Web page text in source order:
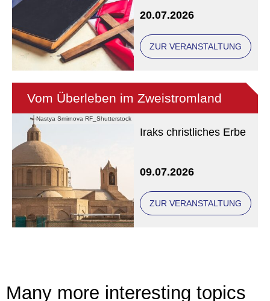
20.07.2026
ZUR VERANSTALTUNG
Nastya Smirnova RF_Shutterstock
Vom Überleben im Zweistromland
Iraks christliches Erbe
Freunde und Gönner
09.07.2026
ZUR VERANSTALTUNG
Many more interesting topics